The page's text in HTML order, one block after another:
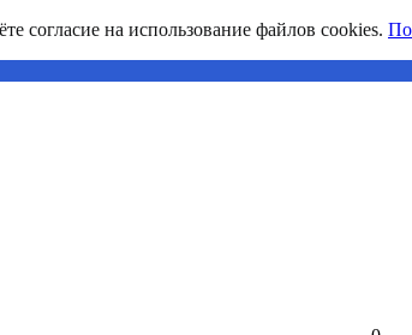
согласие на использование файлов cookies.